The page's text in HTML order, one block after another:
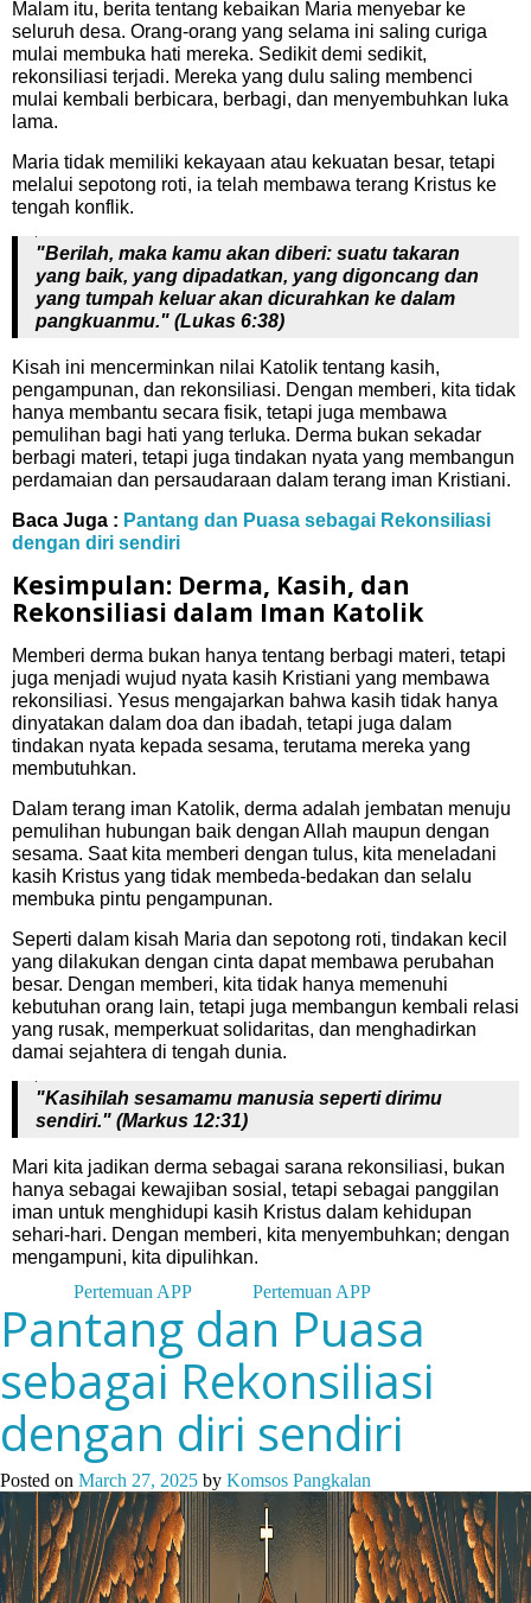
Malam itu, berita tentang kebaikan Maria menyebar ke
seluruh desa. Orang-orang yang selama ini saling curiga
mulai membuka hati mereka. Sedikit demi sedikit,
rekonsiliasi terjadi. Mereka yang dulu saling membenci
mulai kembali berbicara, berbagi, dan menyembuhkan luka
lama.
Maria tidak memiliki kekayaan atau kekuatan besar, tetapi
melalui sepotong roti, ia telah membawa terang Kristus ke
tengah konflik.
"Berilah, maka kamu akan diberi: suatu takaran
yang baik, yang dipadatkan, yang digoncang dan
yang tumpah keluar akan dicurahkan ke dalam
pangkuanmu." (Lukas 6:38)
Kisah ini mencerminkan nilai Katolik tentang kasih,
pengampunan, dan rekonsiliasi. Dengan memberi, kita tidak
hanya membantu secara fisik, tetapi juga membawa
pemulihan bagi hati yang terluka. Derma bukan sekadar
berbagi materi, tetapi juga tindakan nyata yang membangun
perdamaian dan persaudaraan dalam terang iman Kristiani.
Baca Juga : Pantang dan Puasa sebagai Rekonsiliasi
dengan diri sendiri
Kesimpulan: Derma, Kasih, dan
Rekonsiliasi dalam Iman Katolik
Memberi derma bukan hanya tentang berbagi materi, tetapi
juga menjadi wujud nyata kasih Kristiani yang membawa
rekonsiliasi. Yesus mengajarkan bahwa kasih tidak hanya
dinyatakan dalam doa dan ibadah, tetapi juga dalam
tindakan nyata kepada sesama, terutama mereka yang
membutuhkan.
Dalam terang iman Katolik, derma adalah jembatan menuju
pemulihan hubungan baik dengan Allah maupun dengan
sesama. Saat kita memberi dengan tulus, kita meneladani
kasih Kristus yang tidak membeda-bedakan dan selalu
membuka pintu pengampunan.
Seperti dalam kisah Maria dan sepotong roti, tindakan kecil
yang dilakukan dengan cinta dapat membawa perubahan
besar. Dengan memberi, kita tidak hanya memenuhi
kebutuhan orang lain, tetapi juga membangun kembali relasi
yang rusak, memperkuat solidaritas, dan menghadirkan
damai sejahtera di tengah dunia.
"Kasihilah sesamamu manusia seperti dirimu
sendiri." (Markus 12:31)
Mari kita jadikan derma sebagai sarana rekonsiliasi, bukan
hanya sebagai kewajiban sosial, tetapi sebagai panggilan
iman untuk menghidupi kasih Kristus dalam kehidupan
sehari-hari. Dengan memberi, kita menyembuhkan; dengan
mengampuni, kita dipulihkan.
Pertemuan APP Pertemuan APP
Pantang dan Puasa
sebagai Rekonsiliasi
dengan diri sendiri
Posted on March 27, 2025 by Komsos Pangkalan